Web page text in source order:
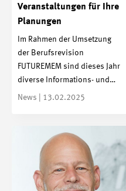
Veranstaltungen für Ihre
Planungen
Im Rahmen der Umsetzung
der Berufsrevision
FUTUREMEM sind dieses Jahr
diverse Informations- und…
News | 13.02.2025